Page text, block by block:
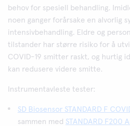
behov for spesiell behandling.
noen ganger forårsake en alvorlig
intensivbehandling. Eldre og
tilstander har større risiko for å
COVID-19 smitter raskt, og hurtig
kan redusere videre smitte.
Instrumentavleste tester:
SD Biosensor STANDARD F
sammen med STANDARD F200